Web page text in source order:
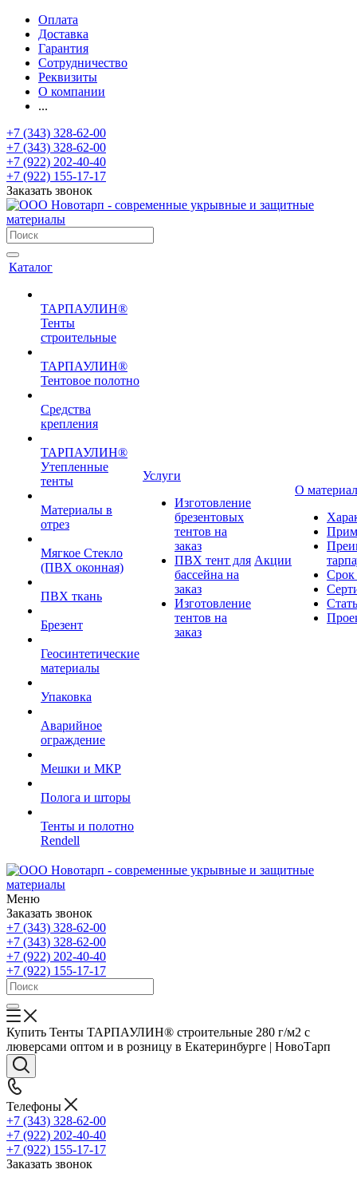
Оплата
Доставка
Гарантия
Сотрудничество
Реквизиты
О компании
...
+7 (343) 328-62-00
+7 (343) 328-62-00
+7 (922) 202-40-40
+7 (922) 155-17-17
Заказать звонок
Каталог
ТАРПАУЛИН®
Тенты
строительные
ТАРПАУЛИН®
Тентовое полотно
Средства
крепления
ТАРПАУЛИН®
Утепленные
тенты
Материалы в
отрез
Мягкое Стекло
(ПВХ оконная)
ПВХ ткань
Брезент
Геосинтетические
материалы
Упаковка
Аварийное
ограждение
Мешки и МКР
Полога и шторы
Тенты и полотно
Rendell
Услуги
Изготовление
брезентовых
тентов на
заказ
ПВХ тент для
бассейна на
заказ
Изготовление
тентов на
заказ
Акции
О
Меню
Заказать звонок
+7 (343) 328-62-00
+7 (343) 328-62-00
+7 (922) 202-40-40
+7 (922) 155-17-17
Купить Тенты ТАРПАУЛИН® строительные 280 г/м2 с
люверсами оптом и в розницу в Екатеринбурге | НовоТарп
Телефоны
+7 (343) 328-62-00
+7 (922) 202-40-40
+7 (922) 155-17-17
Заказать звонок